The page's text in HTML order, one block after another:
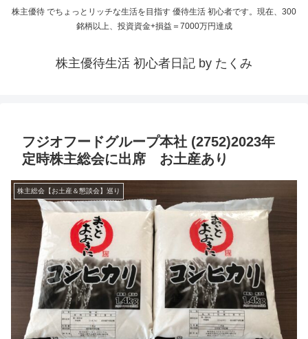
株主優待 でちょっとリッチな生活を目指す 優待生活 初心者です。現在、300
銘柄以上、投資資金+損益＝7000万円達成
株主優待生活 初心者日記 by たくみ
フジオフードグループ本社 (2752)2023年
定時株主総会に出席 お土産あり
株主総会【お土産＆懇談会】巡り